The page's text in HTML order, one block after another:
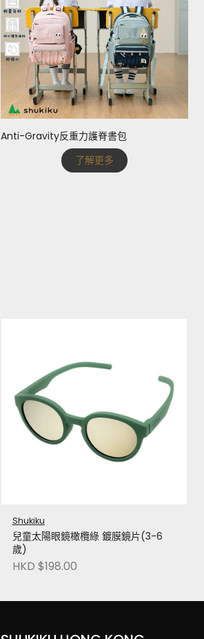
Anti-Gravity反重力護脊書包
了解更多
Shukiku
兒童太陽眼鏡橄欖綠 鍍膜鏡片(3-6
歲)
HKD $198.00